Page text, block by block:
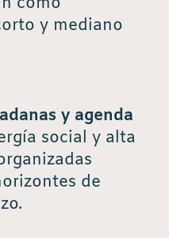
y mediano
y agenda
social y alta
de